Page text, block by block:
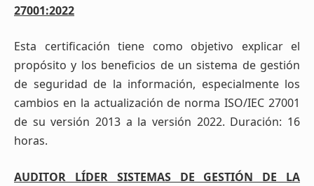
27001:2022
Esta certificación tiene como objetivo explicar el
propósito y los beneficios de un sistema de gestión
de seguridad de la información, especialmente los
cambios en la actualización de norma ISO/IEC 27001
de su versión 2013 a la versión 2022. Duración: 16
horas.
AUDITOR LÍDER SISTEMAS DE GESTIÓN DE LA